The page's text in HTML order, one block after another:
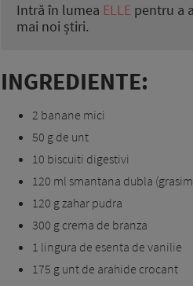
Intră în lumea ELLE pentru a
mai noi știri.
INGREDIENTE:
2 banane mici
50 g de unt
10 biscuiti digestivi
120 ml smantana dubla
120 g zahar pudra
300 g crema de branza
1 lingura de esenta de vanilie
175 g unt de arahide crocant